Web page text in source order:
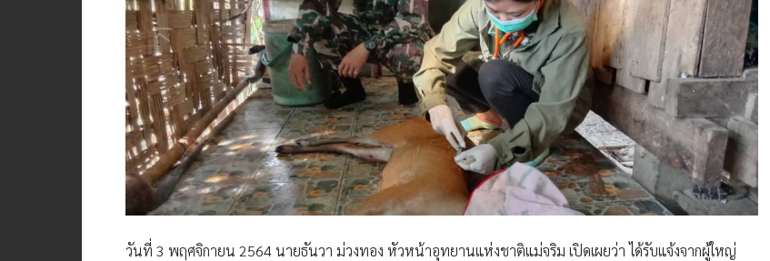
วันที่ 3​ พฤศจิกายน 2564 นายธันวา ม่วงทอง หัวหน้าอุทยานแห่งชาติแม่จริม เปิดเผยว่า ได้รับแจ้งจากผู้ใหญ่